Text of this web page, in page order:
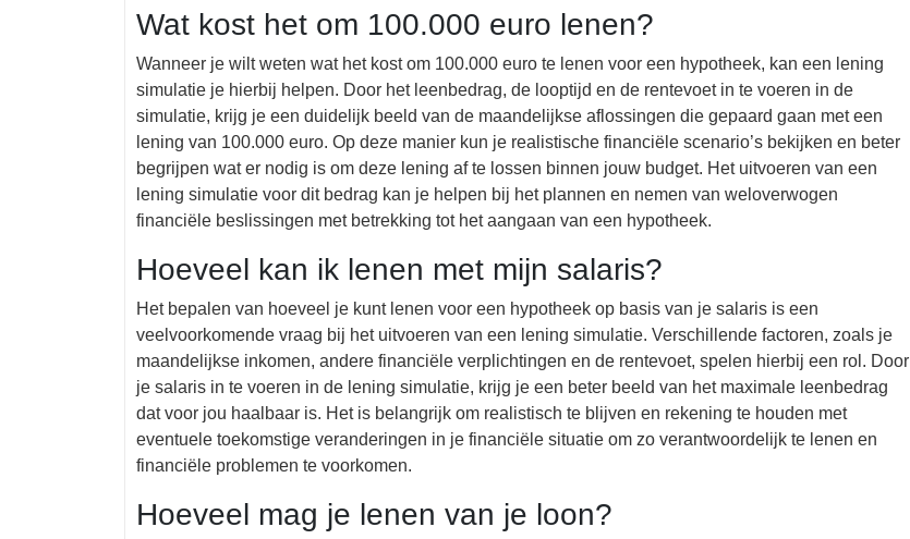
Wat kost het om 100.000 euro lenen?
Wanneer je wilt weten wat het kost om 100.000 euro te lenen voor een hypotheek, kan een lening
simulatie je hierbij helpen. Door het leenbedrag, de looptijd en de rentevoet in te voeren in de
simulatie, krijg je een duidelijk beeld van de maandelijkse aflossingen die gepaard gaan met een
lening van 100.000 euro. Op deze manier kun je realistische financiële scenario’s bekijken en beter
begrijpen wat er nodig is om deze lening af te lossen binnen jouw budget. Het uitvoeren van een
lening simulatie voor dit bedrag kan je helpen bij het plannen en nemen van weloverwogen
financiële beslissingen met betrekking tot het aangaan van een hypotheek.
Hoeveel kan ik lenen met mijn salaris?
Het bepalen van hoeveel je kunt lenen voor een hypotheek op basis van je salaris is een
veelvoorkomende vraag bij het uitvoeren van een lening simulatie. Verschillende factoren, zoals je
maandelijkse inkomen, andere financiële verplichtingen en de rentevoet, spelen hierbij een rol. Door
je salaris in te voeren in de lening simulatie, krijg je een beter beeld van het maximale leenbedrag
dat voor jou haalbaar is. Het is belangrijk om realistisch te blijven en rekening te houden met
eventuele toekomstige veranderingen in je financiële situatie om zo verantwoordelijk te lenen en
financiële problemen te voorkomen.
Hoeveel mag je lenen van je loon?